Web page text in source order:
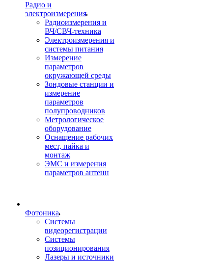
Радио и
электроизмерения
Радиоизмерения и
ВЧ/СВЧ-техника
Электроизмерения и
системы питания
Измерение
параметров
окружающей среды
Зондовые станции и
измерение
параметров
полупроводников
Метрологическое
оборудование
Оснащение рабочих
мест, пайка и
монтаж
ЭМС и измерения
параметров антенн
Фотоника
Cистемы
видеорегистрации
Системы
позиционирования
Лазеры и источники